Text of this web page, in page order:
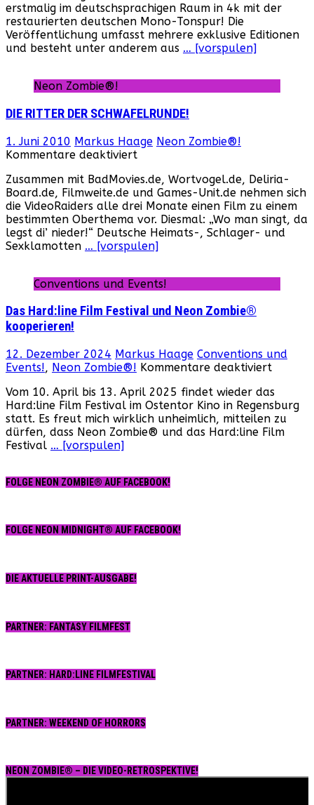
von
Capelight
Pictures
mit
von
Neon
erstmalig im deutschsprachigen Raum in 4k mit der
restaurierten deutschen Mono-Tonspur! Die
Veröffentlichung umfasst mehrere exklusive Editionen
und besteht unter anderem aus … [vorspulen]
Neon Zombie®!
DIE RITTER DER SCHWAFELRUNDE!
1. Juni 2010 Markus Haage Neon Zombie®!
Kommentare deaktiviert
RITTER
DER
SCHWAFELRUNDE!
Zusammen mit BadMovies.de, Wortvogel.de, Deliria-
Board.de, Filmweite.de und Games-Unit.de nehmen sich
die VideoRaiders alle drei Monate einen Film zu einem
bestimmten Oberthema vor. Diesmal: „Wo man singt, da
legst di’ nieder!“ Deutsche Heimats-, Schlager- und
Sexklamotten … [vorspulen]
Conventions und Events!
Das Hard:line Film Festival und Neon Zombie®
kooperieren!
12. Dezember 2024 Markus Haage Conventions und
Events!, Neon Zombie®! Kommentare deaktiviertfür
Film
Festival
und
Vom 10. April bis 13. April 2025 findet wieder das
Hard:line Film Festival im Ostentor Kino in Regensburg
statt. Es freut mich wirklich unheimlich, mitteilen zu
dürfen, dass Neon Zombie® und das Hard:line Film
Festival … [vorspulen]
FOLGE NEON ZOMBIE® AUF FACEBOOK!
FOLGE NEON MIDNIGHT® AUF FACEBOOK!
DIE AKTUELLE PRINT-AUSGABE!
PARTNER: FANTASY FILMFEST
PARTNER: HARD:LINE FILMFESTIVAL
PARTNER: WEEKEND OF HORRORS
NEON ZOMBIE® – DIE VIDEO-RETROSPEKTIVE!